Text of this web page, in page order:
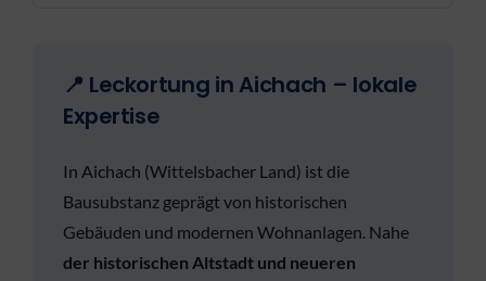
📍 Leckortung in Aichach – lokale
Expertise
In Aichach (Wittelsbacher Land) ist die
Bausubstanz geprägt von historischen
Gebäuden und modernen Wohnanlagen. Nahe
der historischen Altstadt und neueren